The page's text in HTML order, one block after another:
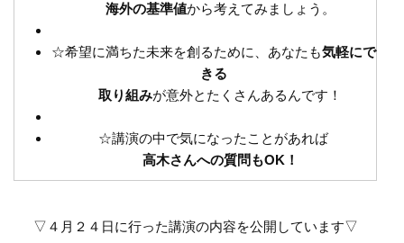
海外の基準値から考えてみましょう。
☆希望に満ちた未来を創るために、あなたも気軽にで
きる
取り組みが意外とたくさんあるんです！
☆講演の中で気になったことがあれば
高木さんへの質問もOK！
▽４月２４日に行った講演の内容を公開しています▽